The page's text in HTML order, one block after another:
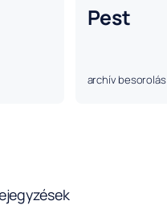
Pest
archív besorolás